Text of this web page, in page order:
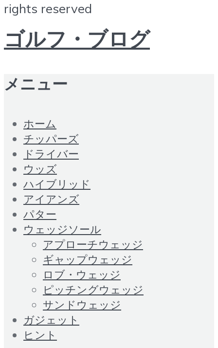
rights reserved
ゴルフ・ブログ
メニュー
ホーム
チッパーズ
ドライバー
ウッズ
ハイブリッド
アイアンズ
パター
ウェッジソール
アプローチウェッジ
ギャップウェッジ
ロブ・ウェッジ
ピッチングウェッジ
サンドウェッジ
ガジェット
ヒント